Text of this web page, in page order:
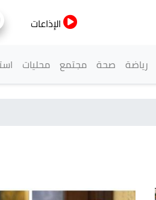
الإذاعات
رياضة صحة مجتمع محليات